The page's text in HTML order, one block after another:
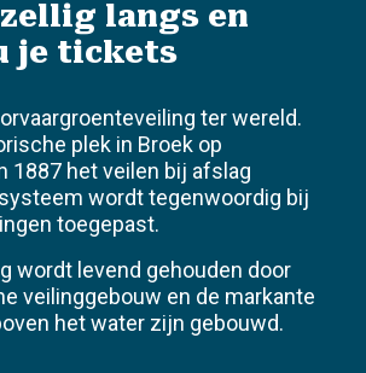
langs en
je tickets
ter wereld.
plek in Broek op
1887 het veilen bij afslag
wordt tegenwoordig bij
toegepast.
wordt levend gehouden door
veilinggebouw en de markante
het water zijn gebouwd.